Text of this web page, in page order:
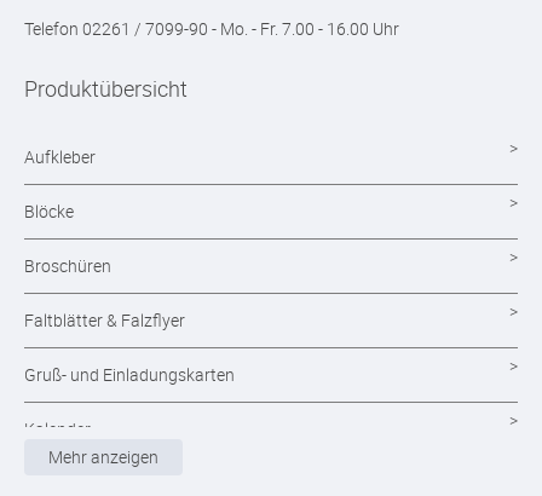
Telefon 02261 / 7099-90 - Mo. - Fr. 7.00 - 16.00 Uhr
Produktübersicht
Aufkleber
Blöcke
Broschüren
Faltblätter & Falzflyer
Gruß- und Einladungskarten
Kalender
Mehr anzeigen